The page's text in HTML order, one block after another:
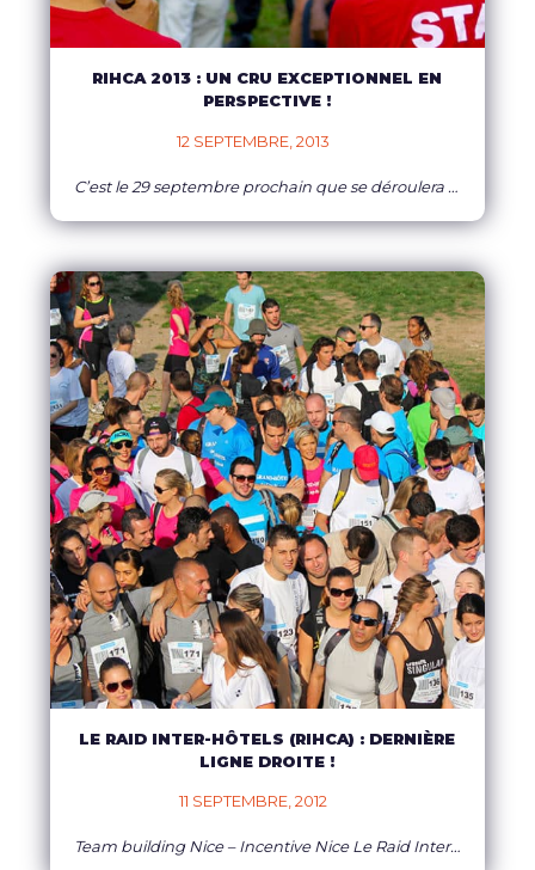
RIHCA 2013 : UN CRU EXCEPTIONNEL EN
PERSPECTIVE !
12 SEPTEMBRE, 2013
C’est le 29 septembre prochain que se déroulera sur l’île Sainte Marguerite la 3ème édition du Raid Inter-hôtels de la Côte d’Azur !
LE RAID INTER-HÔTELS (RIHCA) : DERNIÈRE
LIGNE DROITE !
11 SEPTEMBRE, 2012
Team building Nice – Incentive Nice Le Raid Inter-Hôtels